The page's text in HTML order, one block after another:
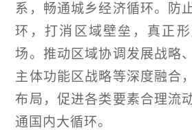
系，畅通城乡经济循环。防
环，打消区域壁垒，真正
场。推动区域协调发展战略
主体功能区战略等深度融合
布局，促进各类要素合理流
通国内大循环。